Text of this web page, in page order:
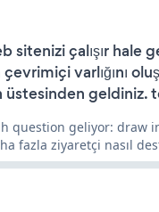
sitenizi çalışır hale
varlığını
üstesinden geldiniz.
question geliyor: draw
fazla ziyaretçi nasıl